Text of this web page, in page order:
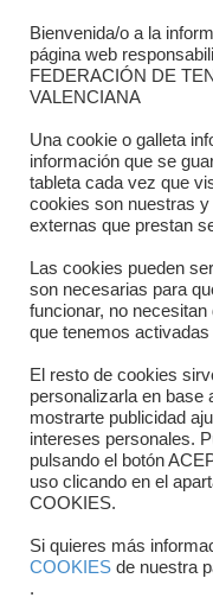
Copyright © 2025
Bienvenida/o a la
página web
FEDERACIÓN DE
VALENCIANA
Una cookie o galleta
información que se
tableta cada vez que
cookies son nuestras
externas que prestan
Las cookies pueden
son necesarias para
funcionar, no
que tenemos activadas
El resto de cookies
personalizarla en base
mostrarte publicidad
intereses personales.
pulsando el botón
uso clicando en el
COOKIES.
Si quieres más
COOKIES de nuestra
.